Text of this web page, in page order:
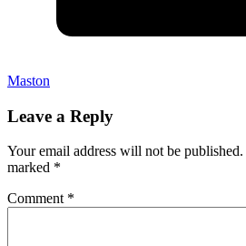
Maston
Leave a Reply
Your email address will not be published.
marked *
Comment *